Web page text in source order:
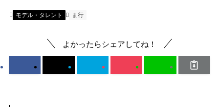
モデル・タレント ま行
よかったらシェアしてね！